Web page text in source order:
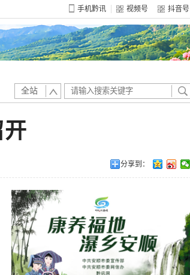
手机黔讯 视频号 抖音号
全站
开
分享到：